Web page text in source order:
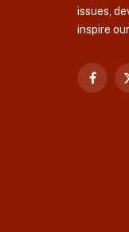
issues,
inspire